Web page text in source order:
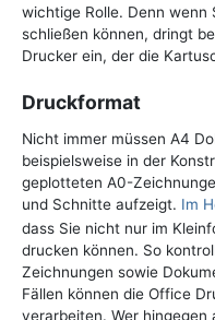
wichtige Rolle. Denn wenn
schließen können, dringt
Drucker ein, der die
Druckformat
Nicht immer müssen A4
beispielsweise in der
geplotteten A0-
und Schnitte aufzeigt. Im
dass Sie nicht nur im
drucken können. So
Zeichnungen sowie
Fällen können die Office
verarbeiten. Wer